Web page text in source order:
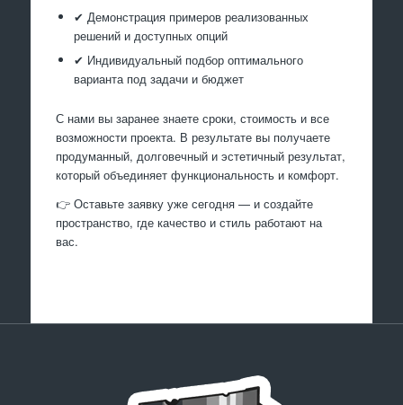
✔ Демонстрация примеров реализованных
решений и доступных опций
✔ Индивидуальный подбор оптимального
варианта под задачи и бюджет
С нами вы заранее знаете сроки, стоимость и все
возможности проекта. В результате вы получаете
продуманный, долговечный и эстетичный результат,
который объединяет функциональность и комфорт.
👉 Оставьте заявку уже сегодня — и создайте
пространство, где качество и стиль работают на
вас.